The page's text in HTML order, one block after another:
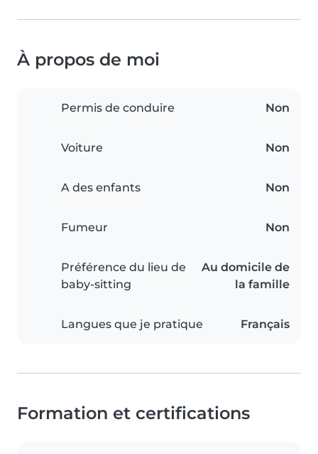
À propos de moi
Permis de conduire Non
Voiture Non
A des enfants Non
Fumeur Non
Préférence du lieu de
baby-sitting
Au domicile de
la famille
Langues que je pratique Français
Formation et certifications